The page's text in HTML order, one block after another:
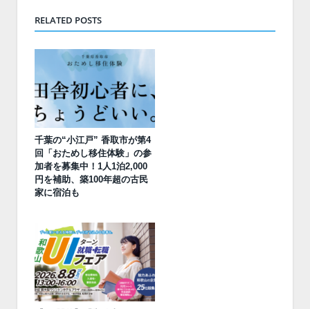
RELATED POSTS
千葉の“小江戸” 香取市が第4
回「おためし移住体験」の参
加者を募集中！1人1泊2,000
円を補助、築100年超の古民
家に宿泊も